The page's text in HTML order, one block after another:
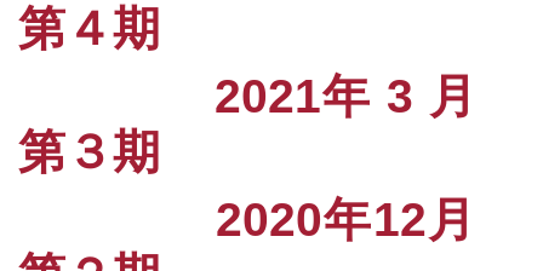
第４期
2021年 3 月
第３期
2020年12月